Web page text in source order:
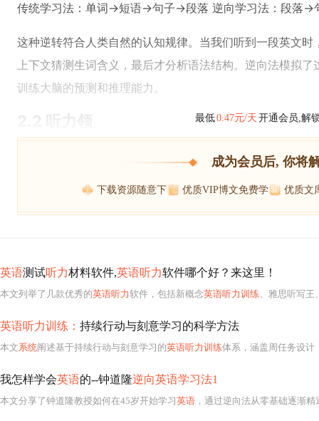
传统学习法：单词→短语→句子→段落 逆向学习法：段落
这种逆转符合人类自然的认知规律。当我们听到一段英文
上下文猜测生词含义，最后才分析语法结构。逆向法模拟
训练大脑的预测和推理能力。
最低0.47元/天 开通会员,解
成为会员后, 你将
下载资源随意下 优质VIP博文免费学 优质文
英语测试听力材料软件,英语听力软件哪个好？来这里！
本文列举了几款优秀的英语听力软件，包括新概念英语听力训练、雅思听写王
英语听力训练： 持续行动与刻意学习的科学方法
本文系统阐述基于持续行动与刻意学习的英语听力训练体系，涵盖周任务设计（
我怎样学会英语的--钟道隆逆向英语学习法1
本文分享了钟道隆教授如何在45岁开始学习英语 ，通过逆向法从零基础逐渐精